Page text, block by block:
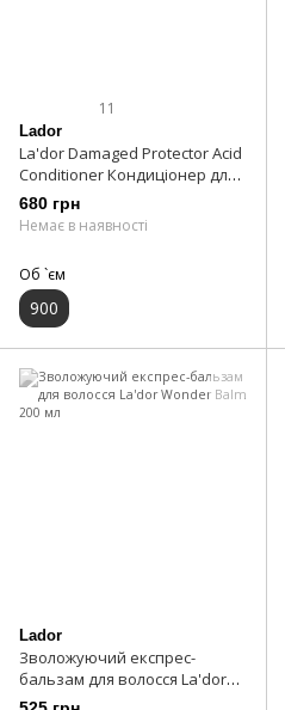
11
Lador
La'dor Damaged Protector Acid
Conditioner Кондиціонер для
сухого волосся 900 мл
680 грн
Немає в наявності
Об `єм
900
Lador
Зволожуючий експрес-
бальзам для волосся La'dor
Wonder Balm 200 мл